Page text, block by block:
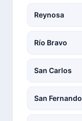
Reynosa
Río Bravo
San Carlos
San Fernando